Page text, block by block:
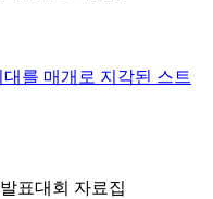
를 매개로 지각된 스트
표대회 자료집